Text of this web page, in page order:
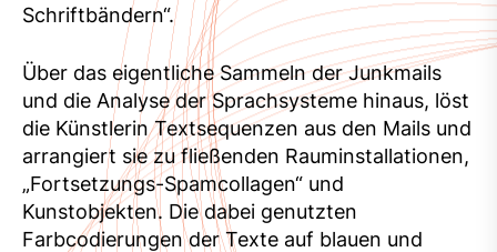
Schriftbändern“.
Über das eigentliche Sammeln der Junkmails
und die Analyse der Sprachsysteme hinaus, löst
die Künstlerin Textsequenzen aus den Mails und
arrangiert sie zu fließenden Rauminstallationen,
„Fortsetzungs-Spamcollagen“ und
Kunstobjekten. Die dabei genutzten
Farbcodierungen der Texte auf blauen und